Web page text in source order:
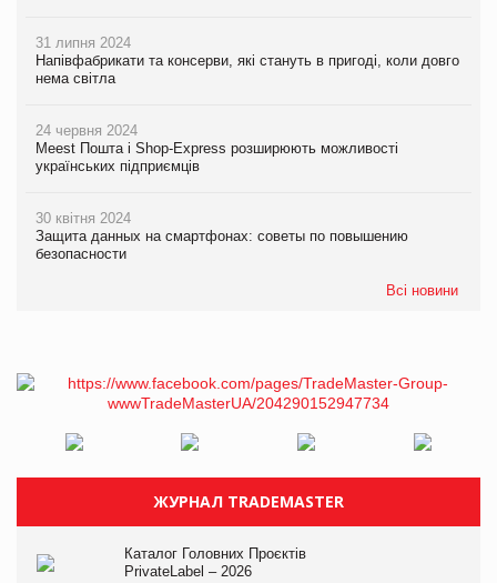
31 липня 2024
Напівфабрикати та консерви, які стануть в пригоді, коли довго
нема світла
24 червня 2024
Meest Пошта і Shop-Express розширюють можливості
українських підприємців
30 квітня 2024
Защита данных на смартфонах: советы по повышению
безопасности
Всі новини
ЖУРНАЛ TRADEMASTER
Каталог Головних Проєктів
PrivateLabel – 2026